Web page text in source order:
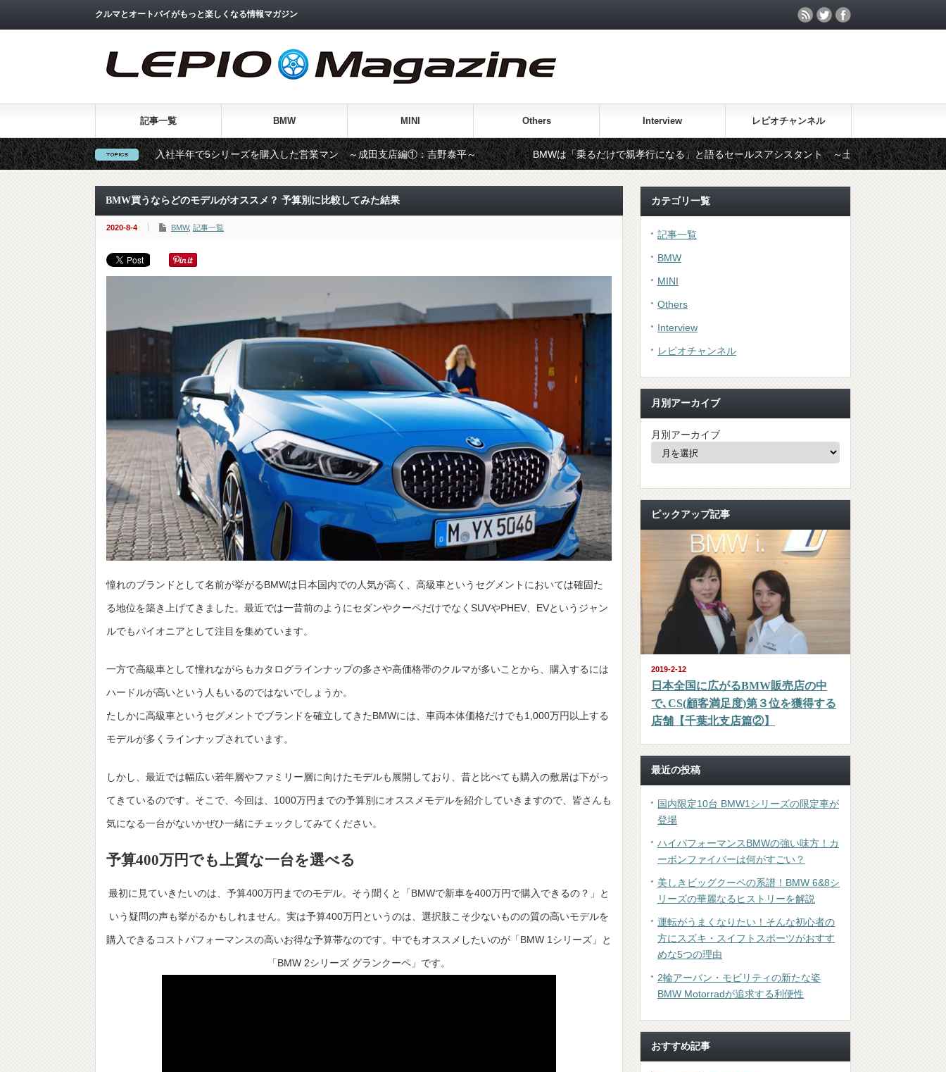
クルマとオートバイがもっと楽しくなる情報マガジン
記事一覧 BMW MINI Others Interview レピオチャンネル
BMWの虜になり、入社半年で5シリーズを購入した営業マン ～成田支店編①：吉野泰平～ BMWは「乗るだけで親孝行になる」と語るセールスアシスタント ～土浦本店：坂本和美～ 部
BMW買うならどのモデルがオススメ？ 予算別に比較してみた結果
2020-8-4 BMW, 記事一覧
憧れのブランドとして名前が挙がるBMWは日本国内での人気が高く、高級車というセグメントにおいては確固た
る地位を築き上げてきました。最近では一昔前のようにセダンやクーペだけでなくSUVやPHEV、EVというジャン
ルでもパイオニアとして注目を集めています。
一方で高級車として憧れながらもカタログラインナップの多さや高価格帯のクルマが多いことから、購入するには
ハードルが高いという人もいるのではないでしょうか。
たしかに高級車というセグメントでブランドを確立してきたBMWには、車両本体価格だけでも1,000万円以上する
モデルが多くラインナップされています。
しかし、最近では幅広い若年層やファミリー層に向けたモデルも展開しており、昔と比べても購入の敷居は下がっ
てきているのです。そこで、今回は、1000万円までの予算別にオススメモデルを紹介していきますので、皆さんも
気になる一台がないかぜひ一緒にチェックしてみてください。
予算400万円でも上質な一台を選べる
最初に見ていきたいのは、予算400万円までのモデル。そう聞くと「BMWで新車を400万円で購入できるの？」と
いう疑問の声も挙がるかもしれません。実は予算400万円というのは、選択肢こそ少ないものの質の高いモデルを
購入できるコストパフォーマンスの高いお得な予算帯なのです。中でもオススメしたいのが「BMW 1シリーズ」と
「BMW 2シリーズ グランクーペ」です。
カテゴリ一覧
記事一覧
BMW
MINI
Others
Interview
レピオチャンネル
月別アーカイブ
月別アーカイブ
ピックアップ記事
2019-2-12
日本全国に広がるBMW販売店の中
で､CS(顧客満足度)第３位を獲得する
店舗【千葉北支店篇②】
最近の投稿
国内限定10台 BMW1シリーズの限定車が
登場
ハイパフォーマンスBMWの強い味方！カ
ーボンファイバーは何がすごい？
美しきビッグクーペの系譜！BMW 6&8シ
リーズの華麗なるヒストリーを解説
運転がうまくなりたい！そんな初心者の
方にスズキ・スイフトスポーツがおすす
めな5つの理由
2輪アーバン・モビリティの新たな姿
BMW Motorradが追求する利便性
おすすめ記事